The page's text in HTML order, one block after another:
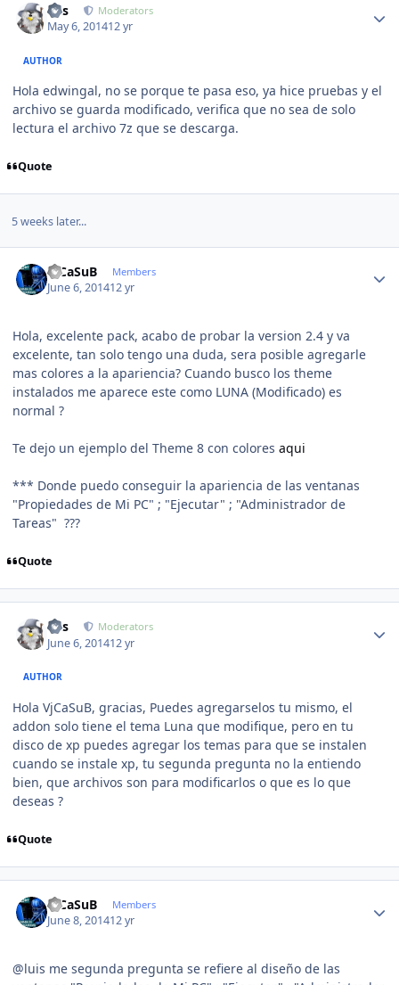
luis Moderators
May 6, 201412 yr
AUTHOR
Hola edwingal, no se porque te pasa eso, ya hice pruebas y el
archivo se guarda modificado, verifica que no sea de solo
lectura el archivo 7z que se descarga.
Quote
5 weeks later...
VjCaSuB Members
June 6, 201412 yr
Hola, excelente pack, acabo de probar la version 2.4 y va
excelente, tan solo tengo una duda, sera posible agregarle
mas colores a la apariencia? Cuando busco los theme
instalados me aparece este como LUNA (Modificado) es
normal ?
Te dejo un ejemplo del Theme 8 con colores aqui
*** Donde puedo conseguir la apariencia de las ventanas
"Propiedades de Mi PC" ; "Ejecutar" ; "Administrador de
Tareas" ???
Quote
luis Moderators
June 6, 201412 yr
AUTHOR
Hola VjCaSuB, gracias, Puedes agregarselos tu mismo, el
addon solo tiene el tema Luna que modifique, pero en tu
disco de xp puedes agregar los temas para que se instalen
cuando se instale xp, tu segunda pregunta no la entiendo
bien, que archivos son para modificarlos o que es lo que
deseas ?
Quote
VjCaSuB Members
June 8, 201412 yr
@luis me segunda pregunta se refiere al diseño de las